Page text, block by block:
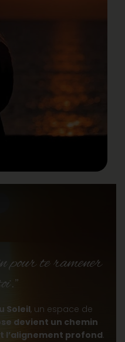
pour te ramener
Soleil, un espace de
devient un chemin
l’alignement profond.